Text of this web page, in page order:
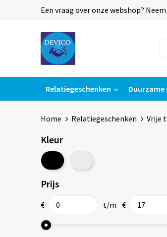
Een vraag over onze webshop?
Relatiegeschenken Duurzame
Home Relatiegeschenken Vrije
Kleur
Prijs
€ t/m €